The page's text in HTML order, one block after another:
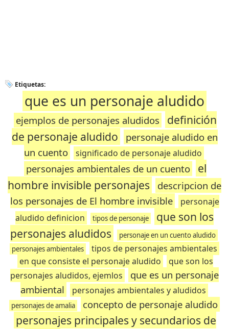
Etiquetas:
que es un personaje aludido
ejemplos de personajes aludidos
definición
de personaje aludido
personaje aludido en
un cuento
significado de personaje aludido
personajes ambientales de un cuento
el
hombre invisible personajes
descripcion de
los personajes de El hombre invisible
personaje
aludido definicion
tipos de personaje
que son los
personajes aludidos
personaje en un cuento aludido
personajes ambientales
tipos de personajes ambientales
en que consiste el personaje aludido
que son los
personajes aludidos, ejemlos
que es un personaje
ambiental
personajes ambientales y aludidos
personajes de amalia concepto de personaje aludido
personajes principales y secundarios de